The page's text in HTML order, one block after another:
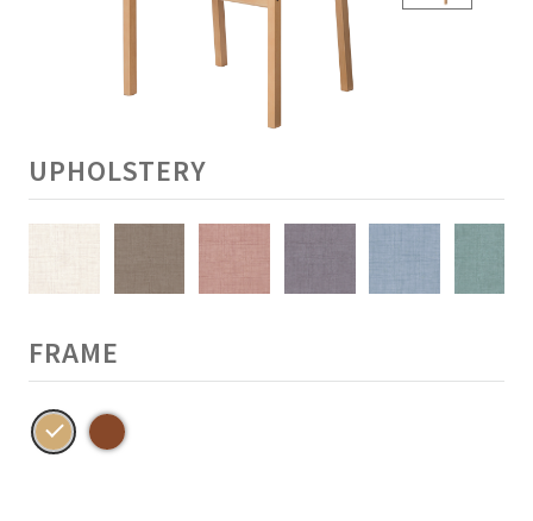
UPHOLSTERY
FRAME